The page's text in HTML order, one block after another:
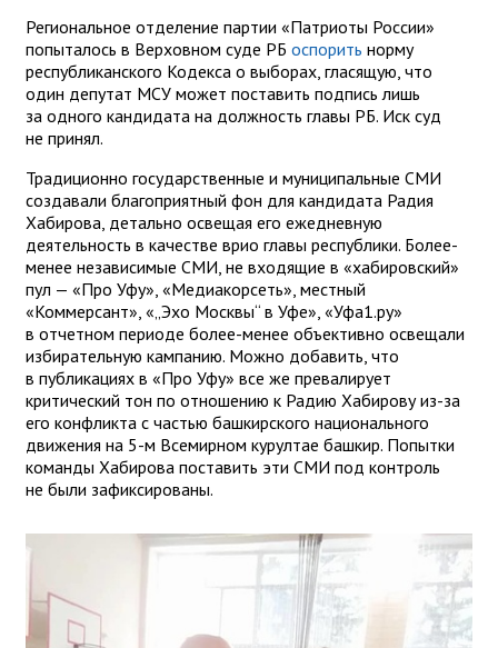
Региональное отделение партии «Патриоты России»
попыталось в Верховном суде РБ оспорить норму
республиканского Кодекса о выборах, гласящую, что
один депутат МСУ может поставить подпись лишь
за одного кандидата на должность главы РБ. Иск суд
не принял.
Традиционно государственные и муниципальные СМИ
создавали благоприятный фон для кандидата Радия
Хабирова, детально освещая его ежедневную
деятельность в качестве врио главы республики. Более-
менее независимые СМИ, не входящие в «хабировский»
пул — «Про Уфу», «Медиакорсеть», местный
«Коммерсант», «„Эхо Москвы“ в Уфе», «Уфа1.ру»
в отчетном периоде более-менее объективно освещали
избирательную кампанию. Можно добавить, что
в публикациях в «Про Уфу» все же превалирует
критический тон по отношению к Радию Хабирову из-за
его конфликта с частью башкирского национального
движения на 5-м Всемирном курултае башкир. Попытки
команды Хабирова поставить эти СМИ под контроль
не были зафиксированы.